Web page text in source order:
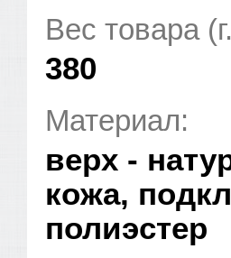
Вес товара
380
Материал:
верх -
кожа,
полиэстер